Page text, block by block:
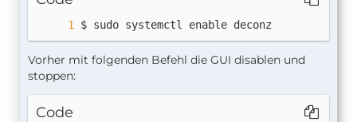
$ sudo systemctl enable deconz
Vorher mit folgenden Befehl die GUI disablen und
stoppen:
Code